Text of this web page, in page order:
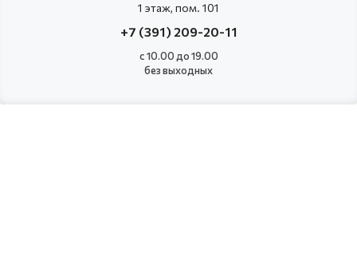
1 этаж, пом. 101
+7 (391) 209-20-11
с 10.00 до 19.00
без выходных